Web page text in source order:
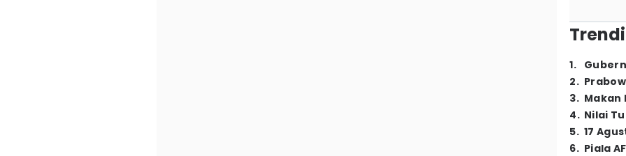
1.
2.
3. Makan
4. Nilai
5. 17
6. Piala